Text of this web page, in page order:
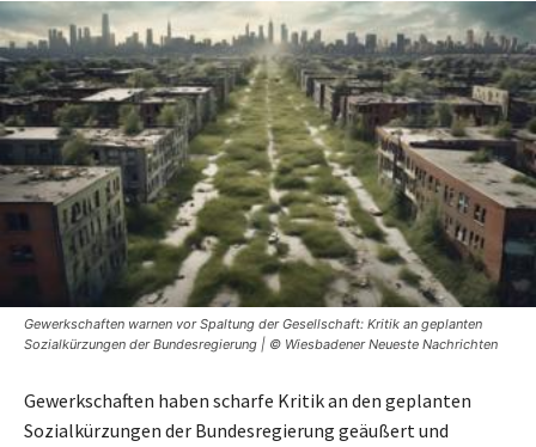
Gewerkschaften warnen vor Spaltung der Gesellschaft: Kritik an geplanten
Sozialkürzungen der Bundesregierung | © Wiesbadener Neueste Nachrichten
Gewerkschaften haben scharfe Kritik an den geplanten
Sozialkürzungen der Bundesregierung geäußert und